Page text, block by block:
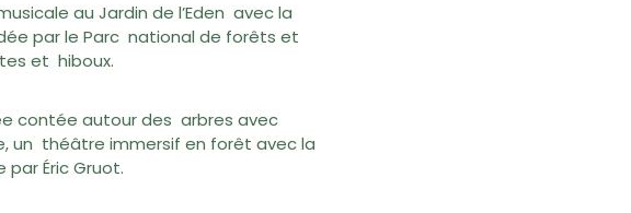
au Jardin de l’Eden avec la
par le Parc national de forêts et
et hiboux.
contée autour des arbres avec
un théâtre immersif en forêt avec la
Éric Gruot.